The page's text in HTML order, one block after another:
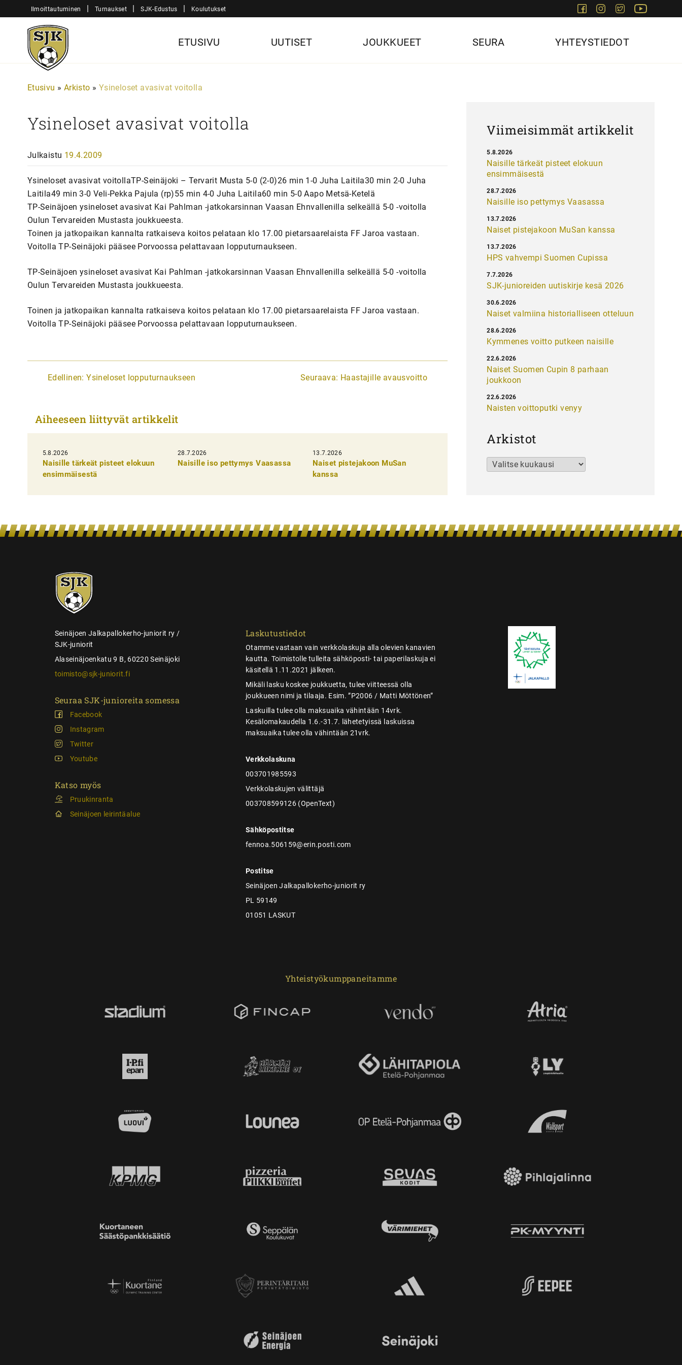
sisältöön
Ilmoittautuminen | Turnaukset | SJK-Edustus | Koulutukset FacebookInstagram
Twitter
Sjk-
Juniorit
ETUSIVU UUTISET JOUKKUEET SEURA YHTEYSTIEDOT
Etusivu » Arkisto » Ysineloset avasivat voitolla
Ysineloset avasivat voitolla
Julkaistu 19.4.2009
Ysineloset avasivat voitollaTP-Seinäjoki – Tervarit Musta 5-0 (2-0)26 min 1-0 Juha Laitila30 min 2-0 Juha
Laitila49 min 3-0 Veli-Pekka Pajula (rp)55 min 4-0 Juha Laitila60 min 5-0 Aapo Metsä-Ketelä
TP-Seinäjoen ysineloset avasivat Kai Pahlman -jatkokarsinnan Vaasan Ehnvallenilla selkeällä 5-0 -voitolla
Oulun Tervareiden Mustasta joukkueesta.
Toinen ja jatkopaikan kannalta ratkaiseva koitos pelataan klo 17.00 pietarsaarelaista FF Jaroa vastaan.
Voitolla TP-Seinäjoki pääsee Porvoossa pelattavaan lopputurnaukseen.
TP-Seinäjoen ysineloset avasivat Kai Pahlman -jatkokarsinnan Vaasan Ehnvallenilla selkeällä 5-0 -voitolla
Oulun Tervareiden Mustasta joukkueesta.
Toinen ja jatkopaikan kannalta ratkaiseva koitos pelataan klo 17.00 pietarsaarelaista FF Jaroa vastaan.
Voitolla TP-Seinäjoki pääsee Porvoossa pelattavaan lopputurnaukseen.
A
i
k
e
n
Edellinen: Ysineloset lopputurnaukseen Seuraava: Haastajille avausvoitto
Aiheeseen liittyvät artikkelit
5.8.2026
Naisille tärkeät pisteet elokuun
ensimmäisestä
28.7.2026
Naisille iso pettymys Vaasassa
13.7.2026
Naiset pistejakoon MuSan
kanssa
Viimeisimmät artikkelit
Naisille tärkeät pisteet elokuun
ensimmäisestä
5.8.2026
Naisille iso pettymys Vaasassa
28.7.2026
Naiset pistejakoon MuSan kanssa
13.7.2026
HPS vahvempi Suomen Cupissa
13.7.2026
SJK-junioreiden uutiskirje kesä 2026
7.7.2026
Naiset valmiina historialliseen otteluun
30.6.2026
Kymmenes voitto putkeen naisille
28.6.2026
Naiset Suomen Cupin 8 parhaan
joukkoon
22.6.2026
Naisten voittoputki venyy
22.6.2026
Arkistot
Arkistot
SJK-
juniorit
Seinäjoen Jalkapallokerho-juniorit ry /
SJK-juniorit
Alaseinäjoenkatu 9 B, 60220 Seinäjoki
toimisto@sjk-juniorit.fi
Seuraa SJK-junioreita somessa
Facebook
Instagram
Twitter
Youtube
Katso myös
Pruukinranta
Seinäjoen leirintäalue
Laskutustiedot
Otamme vastaan vain verkkolaskuja alla olevien kanavien
kautta. Toimistolle tulleita sähköposti- tai paperilaskuja ei
käsitellä 1.11.2021 jälkeen.
Mikäli lasku koskee joukkuetta, tulee viitteessä olla
joukkueen nimi ja tilaaja. Esim. ”P2006 / Matti Möttönen”
Laskuilla tulee olla maksuaika vähintään 14vrk.
Kesälomakaudella 1.6.-31.7. lähetetyissä laskuissa
maksuaika tulee olla vähintään 21vrk.
Verkkolaskuna
003701985593
Verkkolaskujen välittäjä
003708599126 (OpenText)
Sähköpostitse
fennoa.506159@erin.posti.com
Postitse
Seinäjoen Jalkapallokerho-juniorit ry
PL 59149
01051 LASKUT
Yhteistyökumppaneitamme